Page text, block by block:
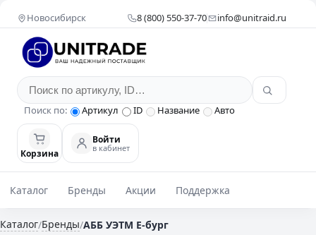
Новосибирск 8 (800) 550-37-70 info@unitraid.ru
Поиск по: Артикул ID Название Авто
Корзина
Войти
в кабинет
Каталог Бренды Акции Поддержка
Каталог/Бренды/АББ УЭТМ Е-бург